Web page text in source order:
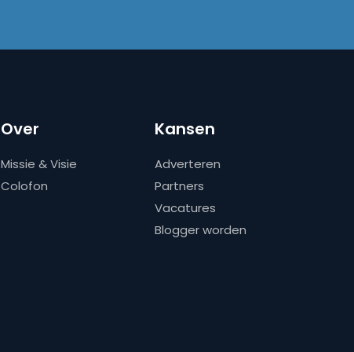
Over
Missie & Visie
Colofon
Kansen
Adverteren
Partners
Vacatures
Blogger worden